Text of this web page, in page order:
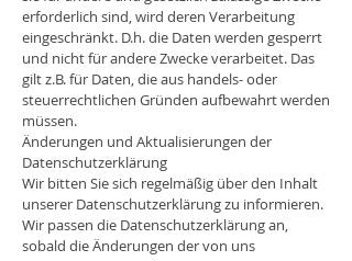
erforderlich sind, wird deren Verarbeitung
eingeschränkt. D.h. die Daten werden gesperrt
und nicht für andere Zwecke verarbeitet. Das
gilt z.B. für Daten, die aus handels- oder
steuerrechtlichen Gründen aufbewahrt werden
müssen.
Änderungen und Aktualisierungen der
Datenschutzerklärung
Wir bitten Sie sich regelmäßig über den Inhalt
unserer Datenschutzerklärung zu informieren.
Wir passen die Datenschutzerklärung an,
sobald die Änderungen der von uns